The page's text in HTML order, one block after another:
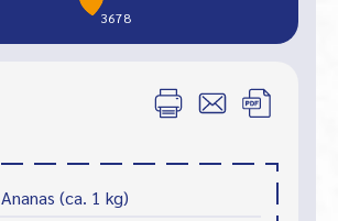
3678
Ananas (ca. 1 kg)